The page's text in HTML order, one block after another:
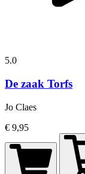
5.0
De zaak Torfs
Jo Claes
€ 9,95